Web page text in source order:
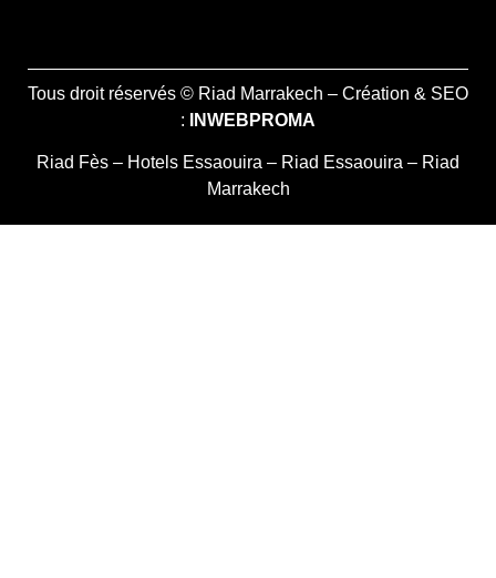
Tous droit réservés © Riad Marrakech – Création & SEO
:
INWEBPROMA
Riad Fès – Hotels Essaouira – Riad Essaouira – Riad
Marrakech